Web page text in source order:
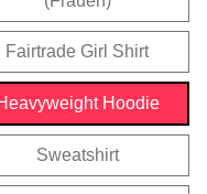
Fairtrade Girl Shirt
Hoodie
Sweatshirt